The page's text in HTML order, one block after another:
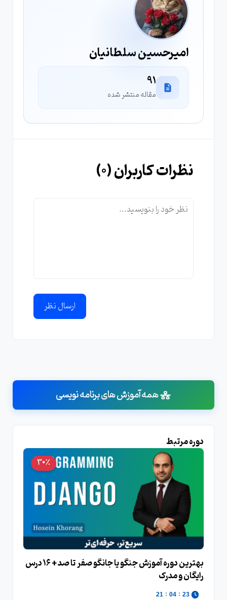
امیرحسین سلطانیان
91
مقاله منتشر شده
نظرات کاربران (0
)
ارسال نظر
همه آموزش های برنامه نویسی
دوره مرتبط
30٪
بهترین دوره آموزش جنگو یا جانگو صفر تا صد + ۱۶ درس
رایگان و مدرک
23
:
04
:
20